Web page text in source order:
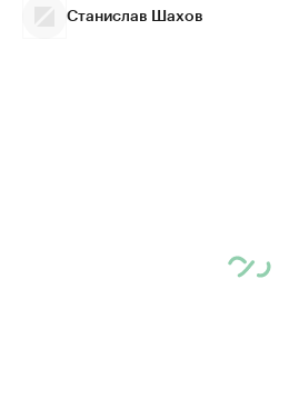
Станислав Шахов